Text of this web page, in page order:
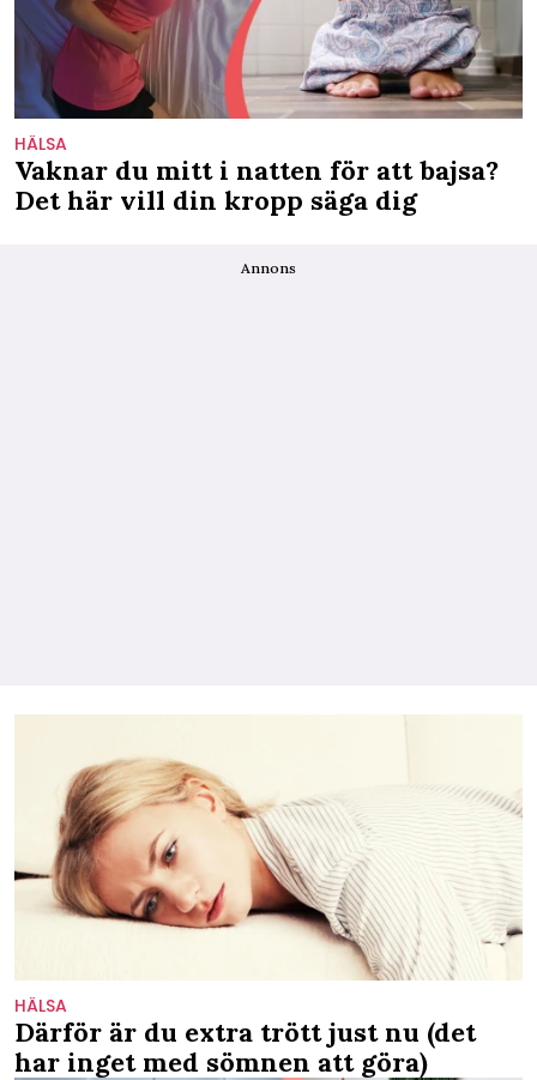
HÄLSA
Vaknar du mitt i natten för att bajsa?
Det här vill din kropp säga dig
Annons
HÄLSA
Därför är du extra trött just nu (det
har inget med sömnen att göra)